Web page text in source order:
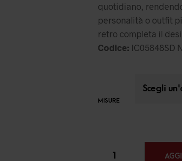
quotidiano,
personalità o outfit
retro completa il
Codice: IC05848SD
MISURE